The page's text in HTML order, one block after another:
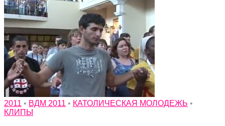
2011 • ВДМ 2011 • КАТОЛИЧЕСКАЯ МОЛОДЕЖЬ •
КЛИПЫ